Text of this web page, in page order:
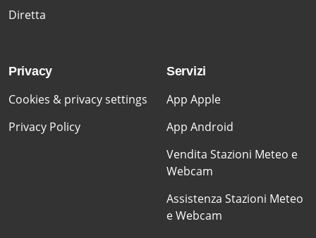
Diretta
Privacy
Cookies & privacy settings
Privacy Policy
Servizi
App Apple
App Android
Vendita Stazioni Meteo e
Webcam
Assistenza Stazioni Meteo
e Webcam